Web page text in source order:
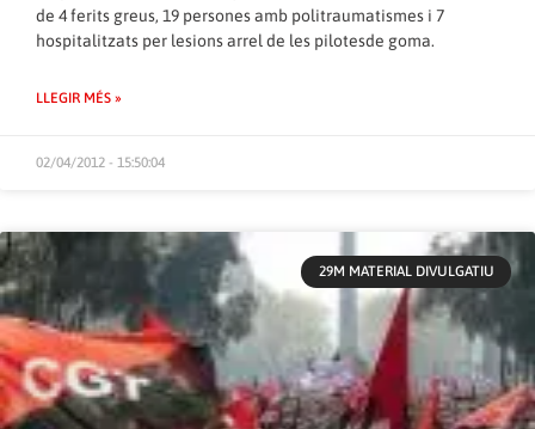
de 4 ferits greus, 19 persones amb politraumatismes i 7
hospitalitzats per lesions arrel de les pilotesde goma.
LLEGIR MÉS »
02/04/2012 - 15:50:04
29M MATERIAL DIVULGATIU